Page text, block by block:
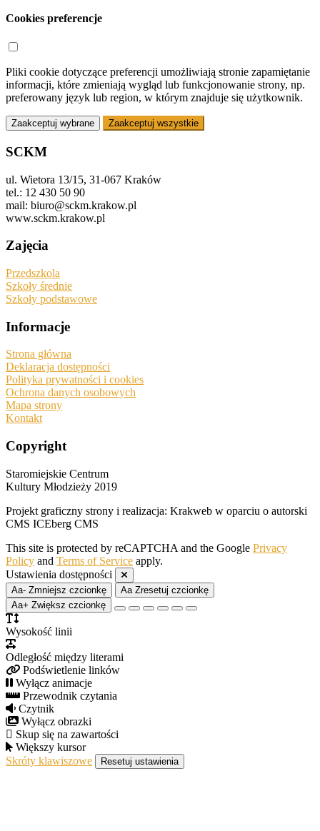
Cookies preferencje
Pliki cookie dotyczące preferencji umożliwiają stronie zapamiętanie
informacji, które zmieniają wygląd lub funkcjonowanie strony, np.
preferowany język lub region, w którym znajduje się użytkownik.
Zaakceptuj wybrane Zaakceptuj wszystkie
SCKM
ul. Wietora 13/15, 31-067 Kraków
tel.: 12 430 50 90
mail: biuro@sckm.krakow.pl
www.sckm.krakow.pl
Zajęcia
Przedszkola
Szkoły średnie
Szkoły podstawowe
Informacje
Strona główna
Deklaracja dostępności
Polityka prywatności i cookies
Ochrona danych osobowych
Mapa strony
Kontakt
Copyright
Staromiejskie Centrum
Kultury Młodzieży 2019
Projekt graficzny strony i realizacja: Krakweb w oparciu o autorski
CMS ICEberg CMS
This site is protected by reCAPTCHA and the Google Privacy
Policy and Terms of Service apply.
Ustawienia dostępności
Aa- Zmniejsz czcionkę Aa Zresetuj czcionkę
Aa+ Zwiększ czcionkę
Wysokość linii
Odległość między literami
Podświetlenie linków
Wyłącz animacje
Przewodnik czytania
Czytnik
Wyłącz obrazki
Skup się na zawartości
Większy kursor
Skróty klawiszowe
Resetuj ustawienia